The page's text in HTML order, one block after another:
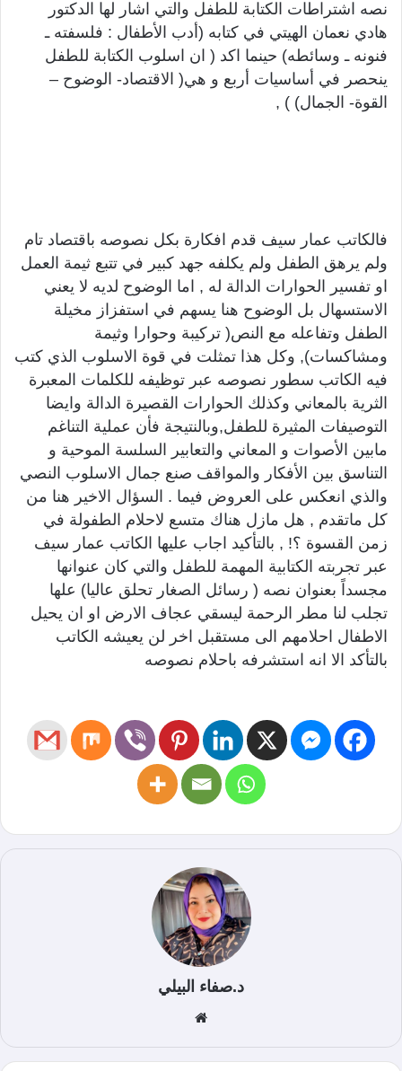
نصه اشتراطات الكتابة للطفل والتي اشار لها الدكتور
هادي نعمان الهيتي في كتابه (أدب الأطفال : فلسفته ـ
فنونه ـ وسائطه) حينما اكد ( ان اسلوب الكتابة للطفل
ينحصر في أساسيات أربع و هي( الاقتصاد- الوضوح –
القوة- الجمال) ) ,
فالكاتب عمار سيف قدم افكارة بكل نصوصه باقتصاد تام
ولم يرهق الطفل ولم يكلفه جهد كبير في تتبع ثيمة العمل
او تفسير الحوارات الدالة له , اما الوضوح لديه لا يعني
الاستسهال بل الوضوح هنا يسهم في استفزاز مخيلة
الطفل وتفاعله مع النص( تركيبة وحوارا وثيمة
ومشاكسات), وكل هذا تمثلت في قوة الاسلوب الذي كتب
فيه الكاتب سطور نصوصه عبر توظيفه للكلمات المعبرة
الثرية بالمعاني وكذلك الحوارات القصيرة الدالة وايضا
التوصيفات المثيرة للطفل,وبالنتيجة فأن عملية التناغم
مابين الأصوات و المعاني والتعابير السلسة الموحية و
التناسق بين الأفكار والمواقف صنع جمال الاسلوب النصي
والذي انعكس على العروض فيما . السؤال الاخير هنا من
كل ماتقدم , هل مازل هناك متسع لاحلام الطفولة في
زمن القسوة ؟! , بالتأكيد اجاب عليها الكاتب عمار سيف
عبر تجربته الكتابية المهمة للطفل والتي كان عنوانها
مجسداً بعنوان نصه ( رسائل الصغار تحلق عاليا) علها
تجلب لنا مطر الرحمة ليسقي عجاف الارض او ان يحيل
الاطفال احلامهم الى مستقبل اخر لن يعيشه الكاتب
بالتأكد الا انه استشرفه باحلام نصوصه
د.صفاء البيلي
الوي